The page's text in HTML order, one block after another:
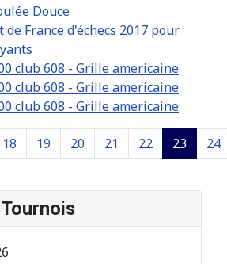
Douce
France d'échecs 2017 pour
club 608 - Grille americaine
club 608 - Grille americaine
club 608 - Grille americaine
Page 23 sur 26
18 19 20 21 22 23 24